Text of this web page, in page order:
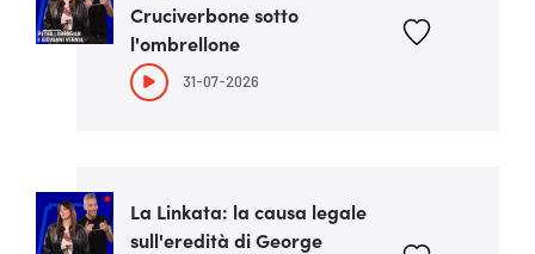
Cruciverbone sotto
l'ombrellone
31-07-2026
La Linkata: la causa legale
sull'eredità di George